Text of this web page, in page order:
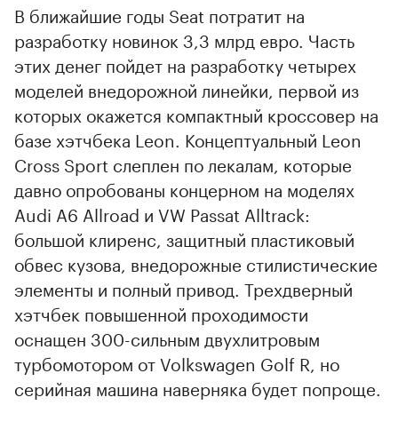
В ближайшие годы Seat потратит на
разработку новинок 3,3 млрд евро. Часть
этих денег пойдет на разработку четырех
моделей внедорожной линейки, первой из
которых окажется компактный кроссовер на
базе хэтчбека Leon. Концептуальный Leon
Cross Sport слеплен по лекалам, которые
давно опробованы концерном на моделях
Audi A6 Allroad и VW Passat Alltrack:
большой клиренс, защитный пластиковый
обвес кузова, внедорожные стилистические
элементы и полный привод. Трехдверный
хэтчбек повышенной проходимости
оснащен 300-сильным двухлитровым
турбомотором от Volkswagen Golf R, но
серийная машина наверняка будет попроще.